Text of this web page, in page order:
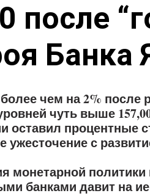
после
Банка
чем на 2%
чуть выше
оставил процентные
ужесточение с
монетарной
банками давит на